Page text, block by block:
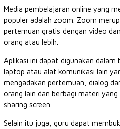
Media pembelajaran online yang
populer adalah zoom. Zoom
pertemuan gratis dengan video
orang atau lebih.
Aplikasi ini dapat digunakan dalam
laptop atau alat komunikasi lain
mengadakan pertemuan, dialog
orang lain dan berbagi materi yang
sharing screen.
Selain itu juga, guru dapat